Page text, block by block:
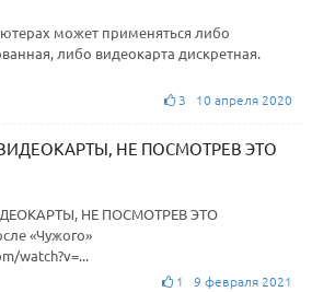
может применяться либо
либо видеокарта дискретная.
3 10 апреля 2020
НЕ ПОСМОТРЕВ ЭТО
НЕ ПОСМОТРЕВ ЭТО
«Чужого»
watch?v=...
1 9 февраля 2021